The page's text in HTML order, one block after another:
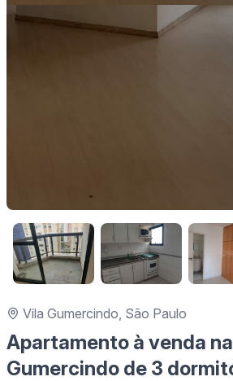
Vila Gumercindo, São Paulo
Apartamento à venda
Gumercindo de 3